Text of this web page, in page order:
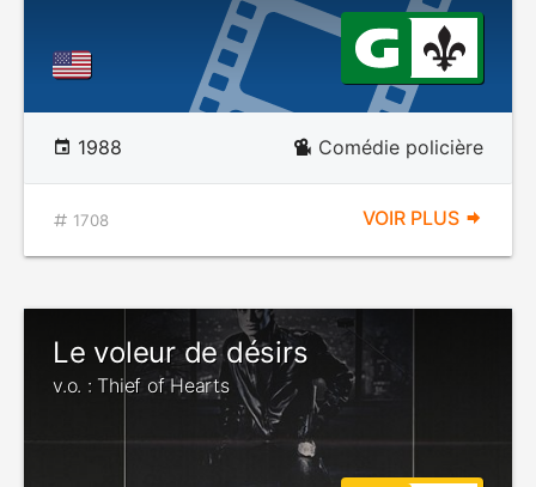
1988 Comédie policière
1708 VOIR PLUS
Le voleur de désirs
v.o. : Thief of Hearts